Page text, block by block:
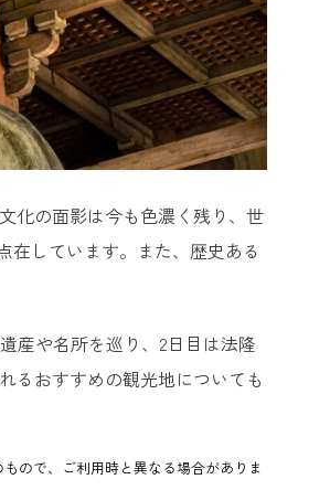
化の面影は今も色濃く残り、世
しています。また、歴史ある
産や名所を巡り、2日目は法隆
るおすすめの観光地についても
ので、ご利用時と異なる場合がありま